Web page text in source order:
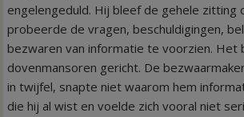
engelengeduld. Hij bleef de gehele zitting
probeerde de vragen, beschuldigingen,
bezwaren van informatie te voorzien. Het
dovenmansoren gericht. De
in twijfel, snapte niet waarom hem
die hij al wist en voelde zich vooral niet